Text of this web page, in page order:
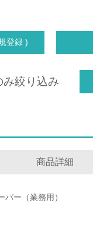
登録 )
み絞り込み
商品詳細
パー（業務用）